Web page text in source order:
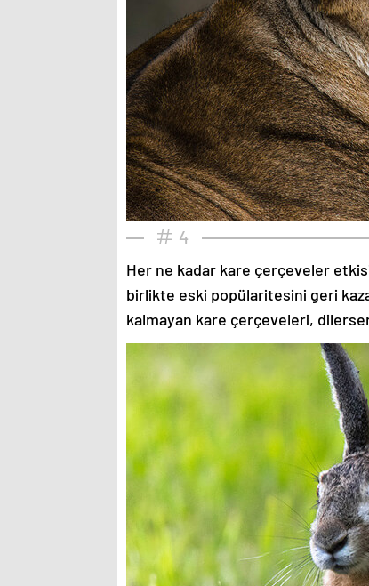
4
Her ne kadar kare çerçeveler
birlikte eski popülaritesini geri
kalmayan kare çerçeveleri,